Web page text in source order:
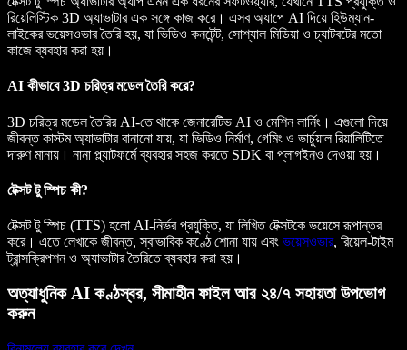
রিয়েলিস্টিক 3D অ্যাভাটার এক সঙ্গে কাজ করে। এসব অ্যাপে AI দিয়ে হিউম্যান-
লাইকের ভয়েসওভার তৈরি হয়, যা ভিডিও কনটেন্ট, সোশ্যাল মিডিয়া ও চ্যাটবটের মতো
কাজে ব্যবহার করা হয়।
AI কীভাবে 3D চরিত্র মডেল তৈরি করে?
3D চরিত্র মডেল তৈরির AI-তে থাকে জেনারেটিভ AI ও মেশিন লার্নিং। এগুলো দিয়ে
জীবন্ত কাস্টম অ্যাভাটার বানানো যায়, যা ভিডিও নির্মাণ, গেমিং ও ভার্চুয়াল রিয়ালিটিতে
দারুণ মানায়। নানা প্ল্যাটফর্মে ব্যবহার সহজ করতে SDK বা প্লাগইনও দেওয়া হয়।
টেক্সট টু স্পিচ কী?
টেক্সট টু স্পিচ (TTS) হলো AI-নির্ভর প্রযুক্তি, যা লিখিত টেক্সটকে ভয়েসে রূপান্তর
করে। এতে লেখাকে জীবন্ত, স্বাভাবিক কণ্ঠে শোনা যায় এবং ভয়েসওভার, রিয়েল-টাইম
ট্রান্সক্রিপশন ও অ্যাভাটার তৈরিতে ব্যবহার করা হয়।
অত্যাধুনিক AI কণ্ঠস্বর, সীমাহীন ফাইল আর ২৪/৭ সহায়তা উপভোগ
করুন